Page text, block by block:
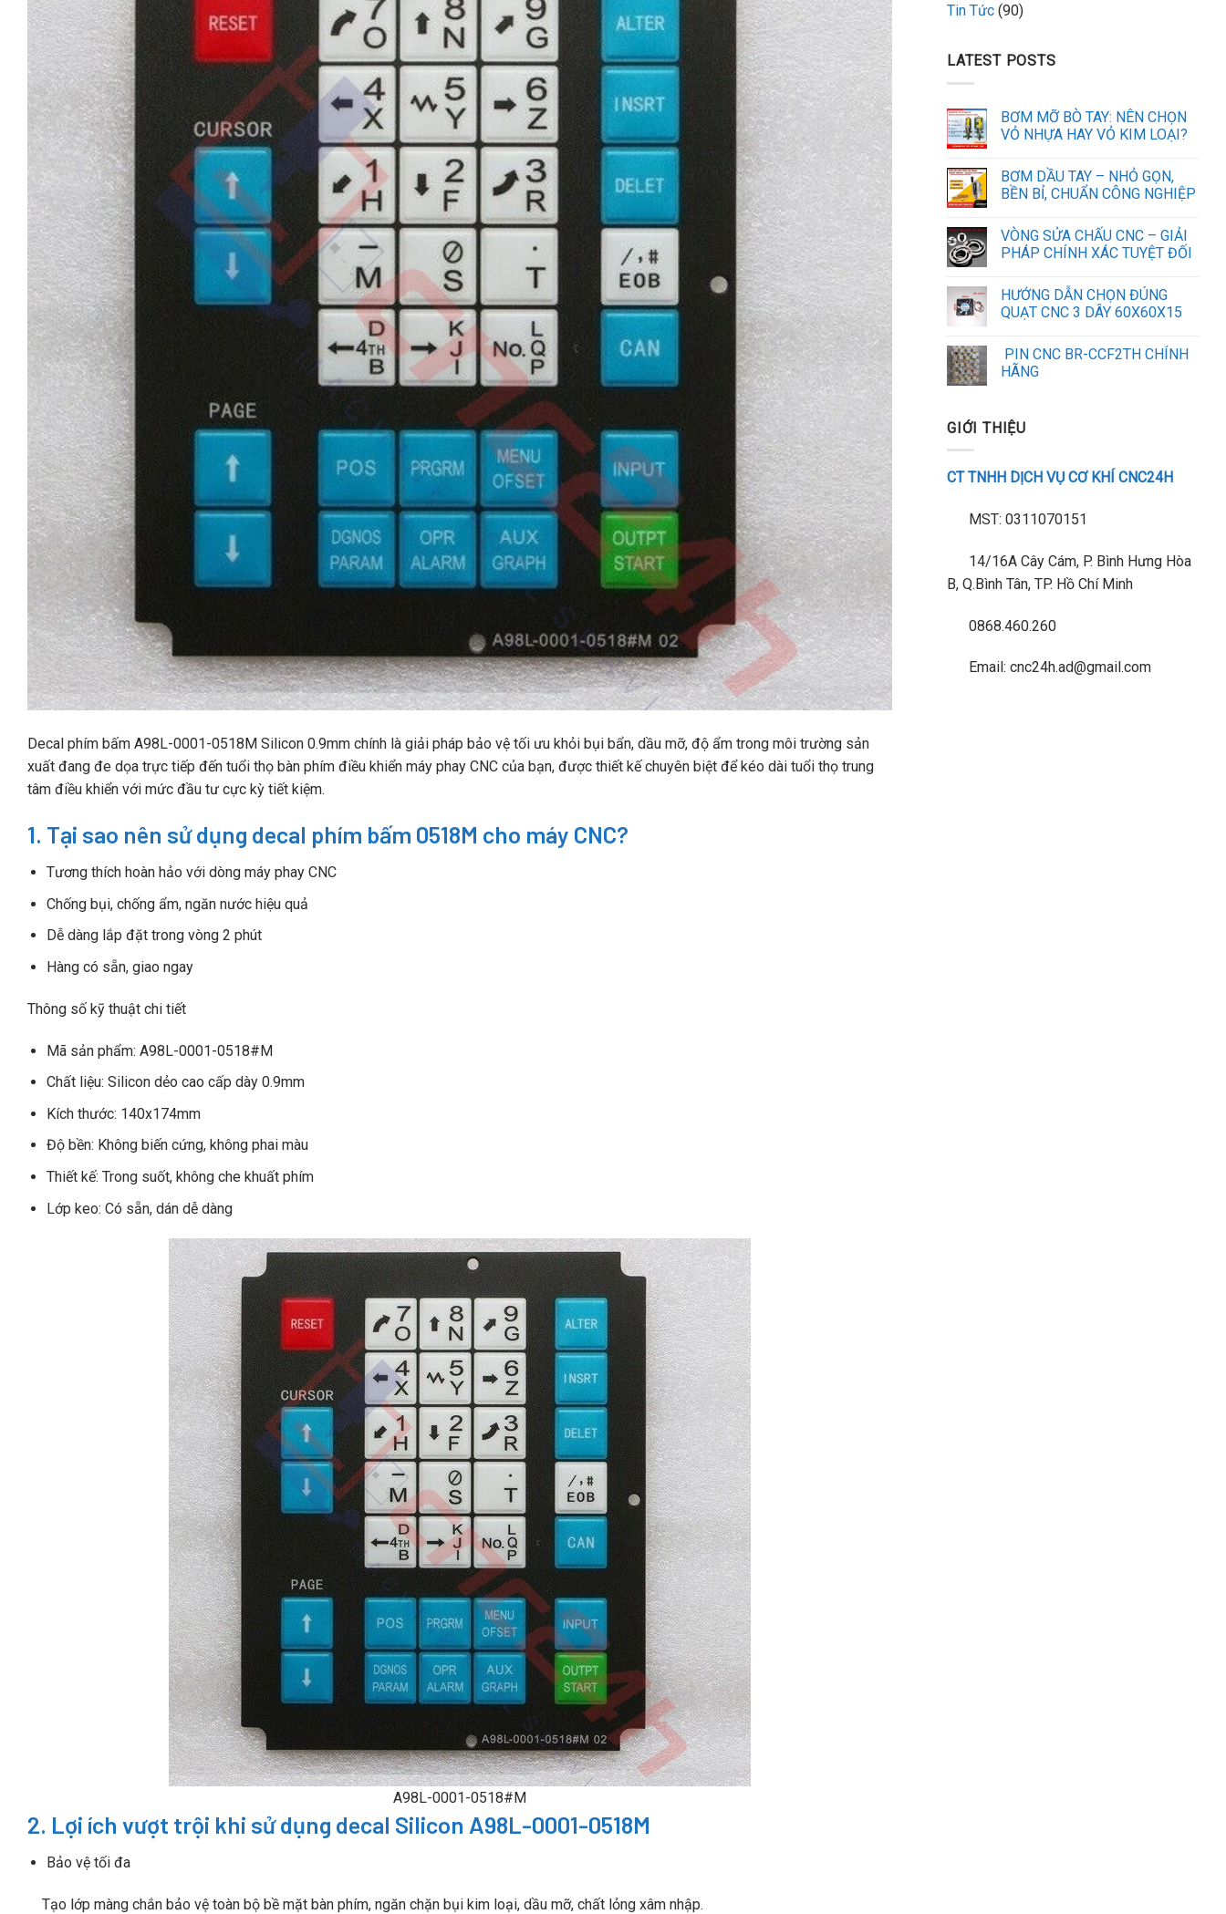
Decal phím bấm A98L-0001-0518M Silicon 0.9mm chính là giải pháp bảo vệ tối ưu khỏi bụi bẩn, dầu mỡ, độ ẩm trong môi trường sản
xuất đang đe dọa trực tiếp đến tuổi thọ bàn phím điều khiển máy phay CNC của bạn, được thiết kế chuyên biệt để kéo dài tuổi thọ trung
tâm điều khiển với mức đầu tư cực kỳ tiết kiệm.
1. Tại sao nên sử dụng decal phím bấm 0518M cho máy CNC?
Tương thích hoàn hảo với dòng máy phay CNC
Chống bụi, chống ẩm, ngăn nước hiệu quả
Dễ dàng lắp đặt trong vòng 2 phút
Hàng có sẵn, giao ngay
Thông số kỹ thuật chi tiết
Mã sản phẩm: A98L-0001-0518#M
Chất liệu: Silicon dẻo cao cấp dày 0.9mm
Kích thước: 140x174mm
Độ bền: Không biến cứng, không phai màu
Thiết kế: Trong suốt, không che khuất phím
Lớp keo: Có sẵn, dán dễ dàng
A98L-0001-0518#M
2. Lợi ích vượt trội khi sử dụng decal Silicon A98L-0001-0518M
Bảo vệ tối đa
Tạo lớp màng chắn bảo vệ toàn bộ bề mặt bàn phím, ngăn chặn bụi kim loại, dầu mỡ, chất lỏng xâm nhập.
Tin Tức (90)
LATEST POSTS
BƠM MỠ BÒ TAY: NÊN CHỌN
VỎ NHỰA HAY VỎ KIM LOẠI?
BƠM DẦU TAY – NHỎ GỌN,
BỀN BỈ, CHUẨN CÔNG NGHIỆP
VÒNG SỬA CHẤU CNC – GIẢI
PHÁP CHÍNH XÁC TUYỆT ĐỐI
HƯỚNG DẪN CHỌN ĐÚNG
QUẠT CNC 3 DÂY 60X60X15
PIN CNC BR-CCF2TH CHÍNH
HÃNG
GIỚI THIỆU
CT TNHH DỊCH VỤ CƠ KHÍ CNC24H
MST: 0311070151
14/16A Cây Cám, P. Bình Hưng Hòa
B, Q.Bình Tân, TP. Hồ Chí Minh
0868.460.260
Email: cnc24h.ad@gmail.com